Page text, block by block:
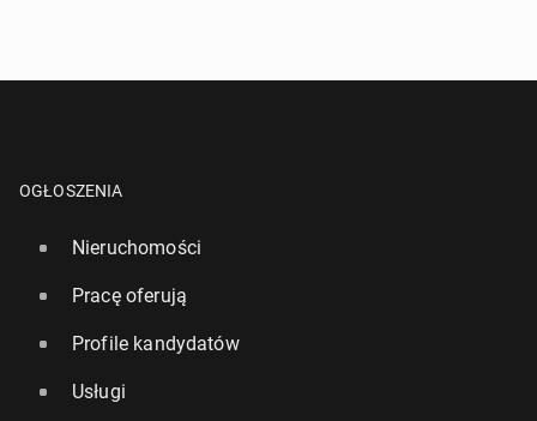
OGŁOSZENIA
Nieruchomości
Pracę oferują
Profile kandydatów
Usługi